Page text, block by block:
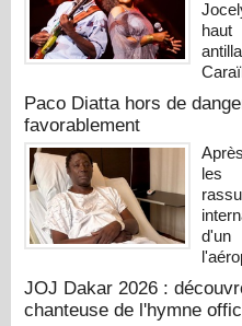
Paco Diatta hors de
favorablement
les
JOJ Dakar 2026 :
chanteuse de l'hymne